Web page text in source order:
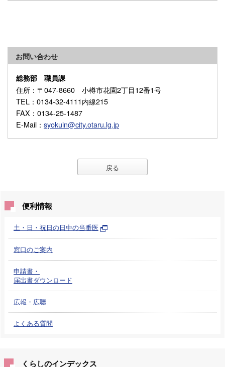
お問い合わせ
総務部 職員課
住所 ：〒047-8660 小樽市花園2丁目12番1号
TEL ：0134-32-4111内線215
FAX ：0134-25-1487
E-Mail ： syokuin@city.otaru.lg.jp
戻る
便利情報
土・日・祝日の日中の当番医
窓口のご案内
申請書・
届出書ダウンロード
広報・広聴
よくある質問
くらしのインデックス